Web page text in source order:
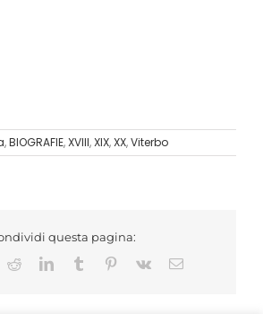
,BIOGRAFIE,XVIII,XIX,XX,Viterbo
questa pagina:
RedditLinkedInTumblr Pinterest
Vk Email